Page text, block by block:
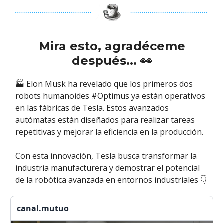
Mira esto, agradéceme
después... 👀
🏭 Elon Musk ha revelado que los primeros dos
robots humanoides #Optimus ya están operativos
en las fábricas de Tesla. Estos avanzados
autómatas están diseñados para realizar tareas
repetitivas y mejorar la eficiencia en la producción.
Con esta innovación, Tesla busca transformar la
industria manufacturera y demostrar el potencial
de la robótica avanzada en entornos industriales 👇
canal.mutuo